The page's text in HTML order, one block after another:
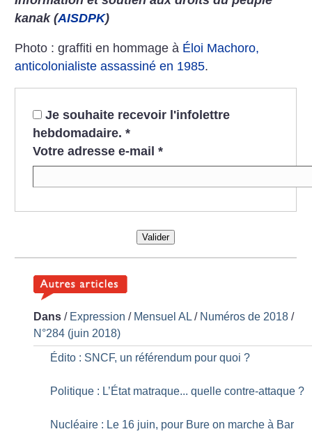
kanak (AISDPK)
Photo : graffiti en hommage à Éloi Machoro,
anticolonialiste assassiné en 1985.
Je souhaite recevoir l'infolettre
hebdomadaire. *
Votre adresse e-mail *
Valider
Dans / Expression / Mensuel AL / Numéros de 2018 /
N°284 (juin 2018)
Édito : SNCF, un référendum pour quoi ?
Politique : L’État matraque... quelle contre-attaque ?
Nucléaire : Le 16 juin, pour Bure on marche à Bar